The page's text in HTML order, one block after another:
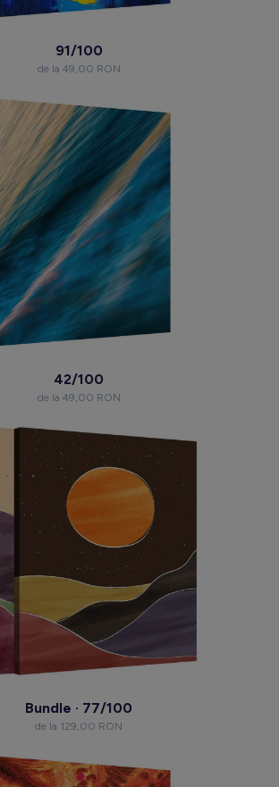
91/100
de la 49,00 RON
42/100
de la 49,00 RON
Bundle · 77/100
de la 129,00 RON